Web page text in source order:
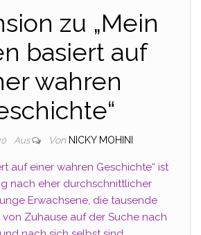
zu „Mein
basiert auf
wahren
Aus Von NICKY MOHINI
auf einer wahren Geschichte“ ist
nach eher durchschnittlicher
Erwachsene, die tausende
Zuhause auf der Suche nach